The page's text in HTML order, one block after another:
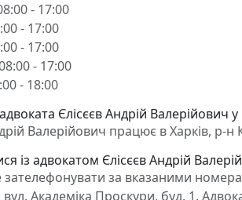
- 17:00
- 17:00
- 17:00
- 17:00
- 18:00
Єлісєєв Андрій Валерійович у
Валерійович працює в Харків, р-
із адвокатом Єлісєєв Андрій
за вказаними
вул. Академіка Проскури, буд. 1.